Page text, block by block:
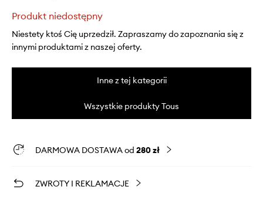
Produkt niedostępny
Niestety ktoś Cię uprzedził. Zapraszamy do zapoznania się z
innymi produktami z naszej oferty.
Inne z tej kategorii
Wszystkie produkty Tous
DARMOWA DOSTAWA od 280 zł
ZWROTY I REKLAMACJE